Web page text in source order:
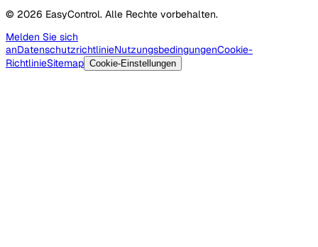
© 2026 EasyControl. Alle Rechte vorbehalten.
Melden Sie sich
anDatenschutzrichtlinieNutzungsbedingungenCookie-
RichtlinieSitemap Cookie-Einstellungen